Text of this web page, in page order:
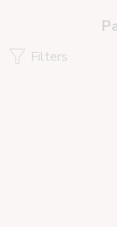
Filters